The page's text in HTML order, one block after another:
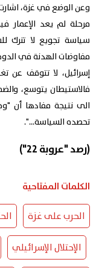
وعن الوضع في غزة،
مرحلة لم يعد الإعمار
سياسة تجويع لا تترك
مفاوضات الهدنة في
إسرائيل، لا تتوقف عن
فالاستيطان يتوسع،
الى نتيجة مفادها أن
تحصده السياسة...".
(رصد "عروبة 22")
الكلمات المفتاحية
الحرب على غزة
الإحتلال الإسرائيلي